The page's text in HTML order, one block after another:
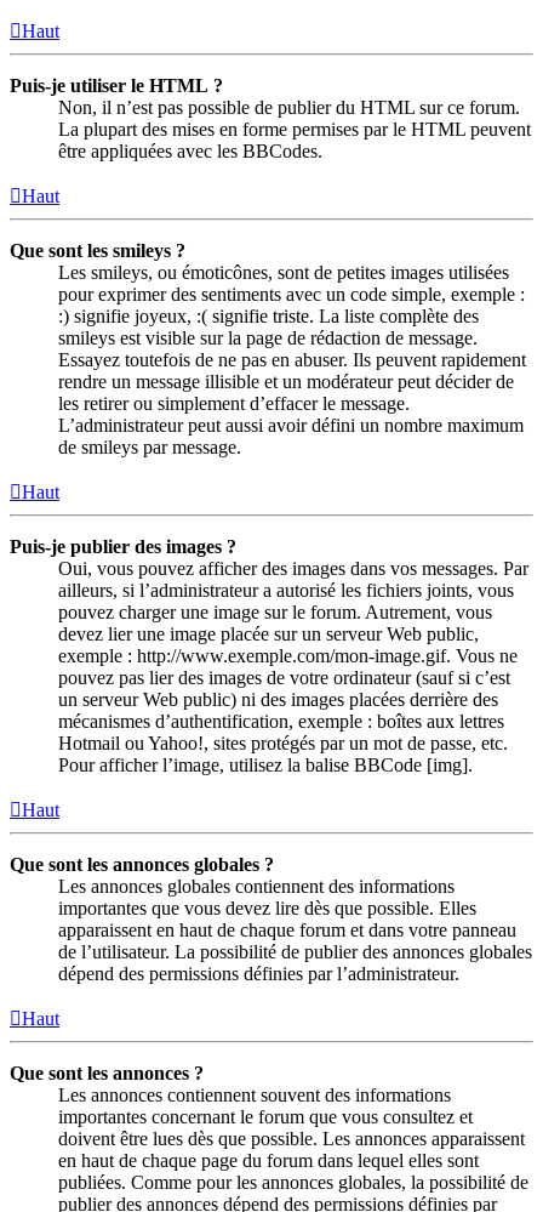
Haut
Puis-je utiliser le HTML ?
Non, il n’est pas possible de publier du HTML sur ce forum.
La plupart des mises en forme permises par le HTML peuvent
être appliquées avec les BBCodes.
Haut
Que sont les smileys ?
Les smileys, ou émoticônes, sont de petites images utilisées
pour exprimer des sentiments avec un code simple, exemple :
:) signifie joyeux, :( signifie triste. La liste complète des
smileys est visible sur la page de rédaction de message.
Essayez toutefois de ne pas en abuser. Ils peuvent rapidement
rendre un message illisible et un modérateur peut décider de
les retirer ou simplement d’effacer le message.
L’administrateur peut aussi avoir défini un nombre maximum
de smileys par message.
Haut
Puis-je publier des images ?
Oui, vous pouvez afficher des images dans vos messages. Par
ailleurs, si l’administrateur a autorisé les fichiers joints, vous
pouvez charger une image sur le forum. Autrement, vous
devez lier une image placée sur un serveur Web public,
exemple : http://www.exemple.com/mon-image.gif. Vous ne
pouvez pas lier des images de votre ordinateur (sauf si c’est
un serveur Web public) ni des images placées derrière des
mécanismes d’authentification, exemple : boîtes aux lettres
Hotmail ou Yahoo!, sites protégés par un mot de passe, etc.
Pour afficher l’image, utilisez la balise BBCode [img].
Haut
Que sont les annonces globales ?
Les annonces globales contiennent des informations
importantes que vous devez lire dès que possible. Elles
apparaissent en haut de chaque forum et dans votre panneau
de l’utilisateur. La possibilité de publier des annonces globales
dépend des permissions définies par l’administrateur.
Haut
Que sont les annonces ?
Les annonces contiennent souvent des informations
importantes concernant le forum que vous consultez et
doivent être lues dès que possible. Les annonces apparaissent
en haut de chaque page du forum dans lequel elles sont
publiées. Comme pour les annonces globales, la possibilité de
publier des annonces dépend des permissions définies par